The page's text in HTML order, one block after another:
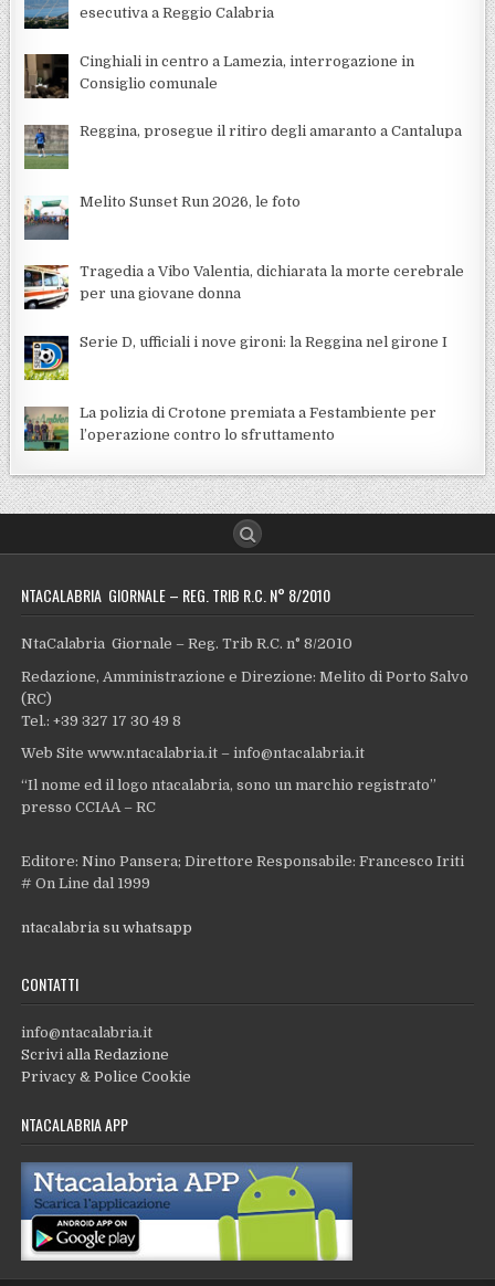
esecutiva a Reggio Calabria
Cinghiali in centro a Lamezia, interrogazione in
Consiglio comunale
Reggina, prosegue il ritiro degli amaranto a Cantalupa
Melito Sunset Run 2026, le foto
Tragedia a Vibo Valentia, dichiarata la morte cerebrale
per una giovane donna
Serie D, ufficiali i nove gironi: la Reggina nel girone I
La polizia di Crotone premiata a Festambiente per
l’operazione contro lo sfruttamento
NTACALABRIA GIORNALE – REG. TRIB R.C. N° 8/2010
NtaCalabria Giornale – Reg. Trib R.C. n° 8/2010
Redazione, Amministrazione e Direzione: Melito di Porto Salvo
(RC)
Tel.: +39 327 17 30 49 8
Web Site www.ntacalabria.it – info@ntacalabria.it
“Il nome ed il logo ntacalabria, sono un marchio registrato”
presso CCIAA – RC
Editore: Nino Pansera; Direttore Responsabile: Francesco Iriti
# On Line dal 1999
ntacalabria su whatsapp
CONTATTI
info@ntacalabria.it
Scrivi alla Redazione
Privacy & Police Cookie
NTACALABRIA APP